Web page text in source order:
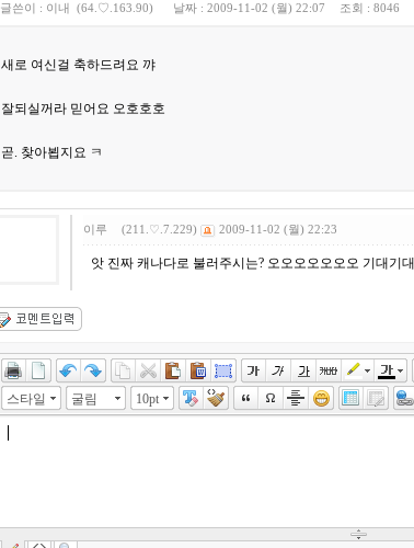
글쓴이 : 이내 (64.♡.163.90) 날짜 : 2009-11-02 (월) 22:07 조회 : 8046
새로 여신걸 축하드려요 꺄
잘되실꺼라 믿어요 오호호호
곧. 찾아뵙지요 ㅋ
이루 (211.♡.7.229) 2009-11-02 (월) 22:23
앗 진짜 캐나다로 불러주시는? 오오오오오오오 기대기대
스타일 굴림 10pt